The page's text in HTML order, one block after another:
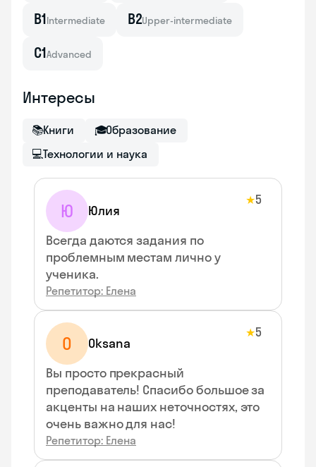
B1Intermediate B2Upper-intermediate
C1Advanced
Интересы
📚Книги 🎓Образование
💻Технологии и наука
Ю Юлия
★5
Всегда даются задания по
проблемным местам лично у
ученика.
Репетитор: Елена
O Oksana
★5
Вы просто прекрасный
преподаватель! Спасибо большое за
акценты на наших неточностях, это
очень важно для нас!
Репетитор: Елена